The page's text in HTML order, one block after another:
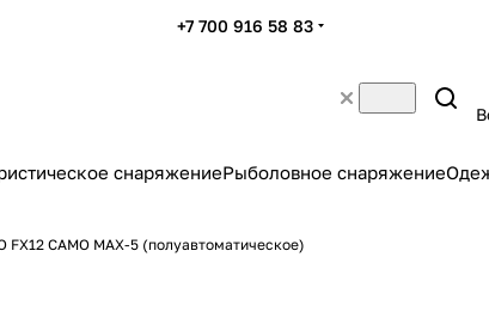
+7 700 916 58 83
снаряжениеРыболовное снаряжение
FX12 CAMO MAX-5 (полуавтоматическое)